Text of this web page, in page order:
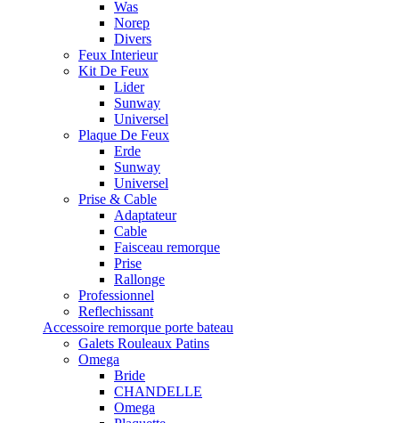
Was
Norep
Divers
Feux Interieur
Kit De Feux
Lider
Sunway
Universel
Plaque De Feux
Erde
Sunway
Universel
Prise & Cable
Adaptateur
Cable
Faisceau remorque
Prise
Rallonge
Professionnel
Reflechissant
Accessoire remorque porte bateau
Galets Rouleaux Patins
Omega
Bride
CHANDELLE
Omega